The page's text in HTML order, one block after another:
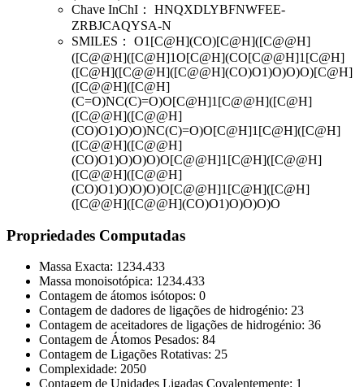
Chave InChI：
HNQXDLYBFNWFEE-
ZRBJCAQYSA-N
SMILES：
O1[C@H](CO)[C@H]([C@@H]
([C@@H]([C@H]1O[C@H](CO[C@@H]1[C@H]
([C@H]([C@@H]([C@@H](CO)O1)O)O)O)[C@H]
([C@@H]([C@H]
(C=O)NC(C)=O)O[C@H]1[C@@H]([C@H]
([C@@H]([C@@H]
(CO)O1)O)O)NC(C)=O)O[C@H]1[C@H]([C@H]
([C@@H]([C@@H]
(CO)O1)O)O)O)O[C@@H]1[C@H]([C@@H]
([C@@H]([C@@H]
(CO)O1)O)O)O)O[C@@H]1[C@H]([C@H]
([C@@H]([C@@H](CO)O1)O)O)O)O
Propriedades Computadas
Massa Exacta: 1234.433
Massa monoisotópica: 1234.433
Contagem de átomos isótopos: 0
Contagem de dadores de ligações de hidrogénio: 23
Contagem de aceitadores de ligações de hidrogénio: 36
Contagem de Átomos Pesados: 84
Contagem de Ligações Rotativas: 25
Complexidade: 2050
Contagem de Unidades Ligadas Covalentemente: 1